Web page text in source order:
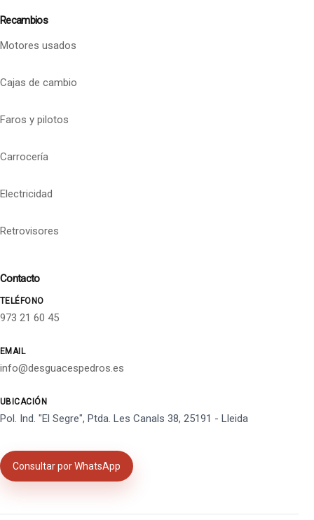
Recambios
Motores usados
Cajas de cambio
Faros y pilotos
Carrocería
Electricidad
Retrovisores
Contacto
TELÉFONO
973 21 60 45
EMAIL
info@desguacespedros.es
UBICACIÓN
Pol. Ind. "El Segre", Ptda. Les Canals 38, 25191 - Lleida
Consultar por WhatsApp